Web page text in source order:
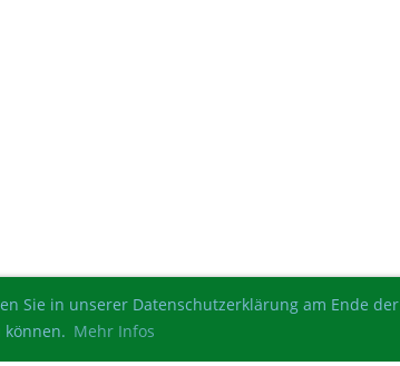
Sie in unserer Datenschutzerklärung am Ende der
können. Mehr Infos